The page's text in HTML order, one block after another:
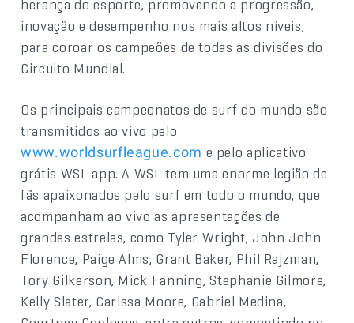
herança do esporte, promovendo a progressão,
inovação e desempenho nos mais altos níveis,
para coroar os campeões de todas as divisões do
Circuito Mundial.
Os principais campeonatos de surf do mundo são
transmitidos ao vivo pelo
www.worldsurfleague.com e pelo aplicativo
grátis WSL app. A WSL tem uma enorme legião de
fãs apaixonados pelo surf em todo o mundo, que
acompanham ao vivo as apresentações de
grandes estrelas, como Tyler Wright, John John
Florence, Paige Alms, Grant Baker, Phil Rajzman,
Tory Gilkerson, Mick Fanning, Stephanie Gilmore,
Kelly Slater, Carissa Moore, Gabriel Medina,